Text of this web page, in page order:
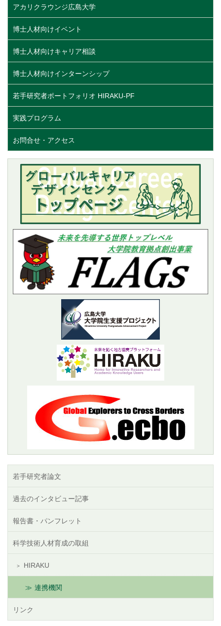
アカリクラウンジ広島大学
博士人材向けイベント
博士人材向けキャリア相談
博士人材向けインターンシップ
若手研究者ポートフォリオ HIRAKU-PF
実践プログラム
お問合せ・アクセス
若手研究者論文
過去のインタビュー記事
報告書・パンフレット
科学技術人材育成の取組
HIRAKU
連携機関
リンク